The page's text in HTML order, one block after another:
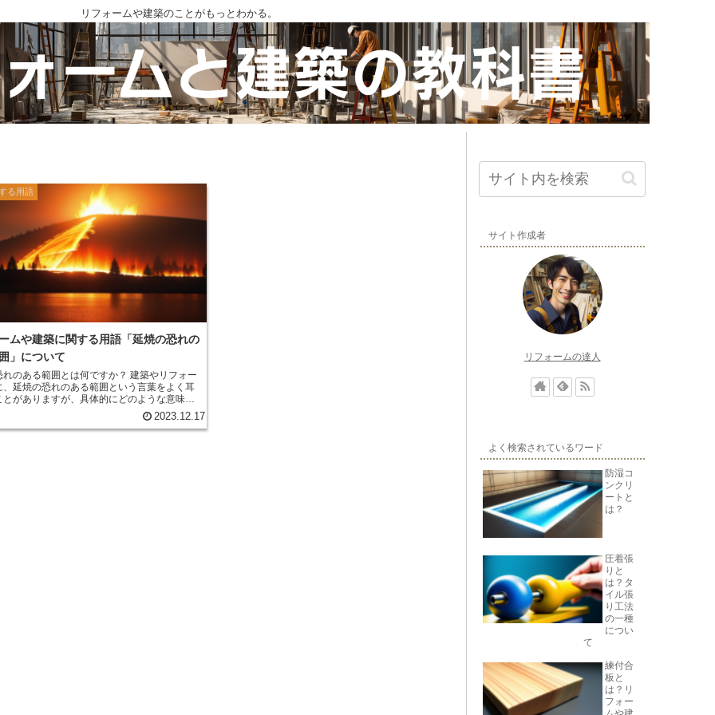
リフォームや建築のことがもっとわかる。
る用語
ムや建築に関する用語「延焼の恐れの
」について
ある範囲とは何ですか？ 建築やリフォー
、延焼の恐れのある範囲という言葉をよく耳
とがありますが、具体的にどのような意味な
に、その火災が周囲の建物や構造物に広がる
ある範囲のことを指します。火災は非常に速
2023.12.17
サイト作成者
リフォームの達人
よく検索されているワード
防湿コ
ンクリ
ートと
は？
圧着張
りと
は？タ
イル張
り工法
の一種
につい
て
練付合
板と
は？リ
フォー